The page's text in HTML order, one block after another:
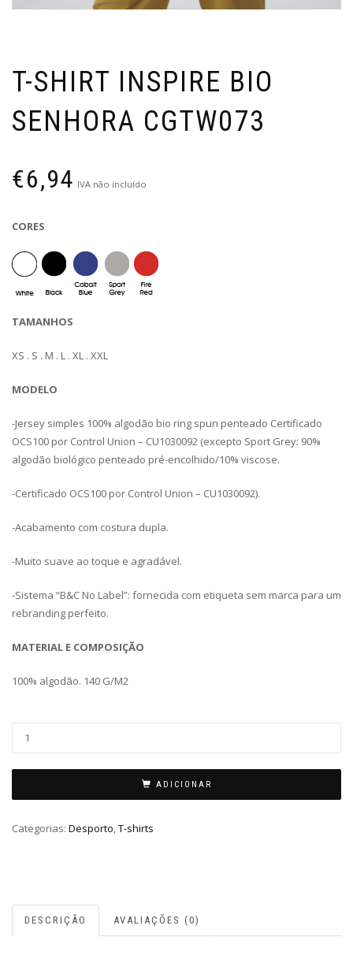
T-SHIRT INSPIRE BIO
SENHORA CGTW073
€6,94 IVA não incluído
CORES
TAMANHOS
XS . S . M . L . XL . XXL
MODELO
-Jersey simples 100% algodão bio ring spun penteado Certificado
OCS100 por Control Union – CU1030092 (excepto Sport Grey: 90%
algodão biológico penteado pré-encolhido/10% viscose.
-Certificado OCS100 por Control Union – CU1030092).
-Acabamento com costura dupla.
-Muito suave ao toque e agradável.
-Sistema “B&C No Label”: fornecida com etiqueta sem marca para um
rebranding perfeito.
MATERIAL E COMPOSIÇÃO
100% algodão. 140 G/M2
ADICIONAR
Categorias: Desporto,T-shirts
DESCRIÇÃO AVALIAÇÕES (0)